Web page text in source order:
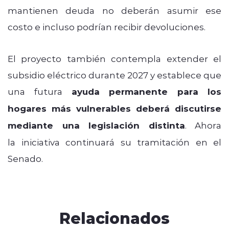
mantienen deuda no deberán asumir ese
costo e incluso podrían recibir devoluciones.
El proyecto también contempla extender el
subsidio eléctrico durante 2027 y establece que
una futura ayuda permanente para los
hogares más vulnerables deberá discutirse
mediante una legislación distinta. Ahora
la iniciativa continuará su tramitación en el
Senado.
Relacionados